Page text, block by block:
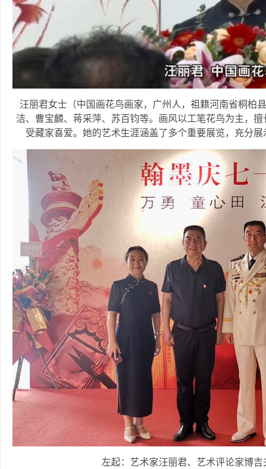
汪丽君女士（中国画花鸟画家，广州人，祖籍河南省桐柏
洁、曹宝麟、蒋采萍、苏百钧等。画风以工笔花鸟为主，
受藏家喜爱。她的艺术生涯涵盖了多个重要展览，充分
左起：艺术家汪丽君、艺术评论家博